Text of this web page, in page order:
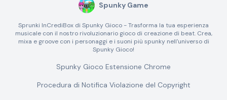
Spunky Game
Sprunki InCrediBox di Spunky Gioco - Trasforma la tua esperienza
musicale con il nostro rivoluzionario gioco di creazione di beat. Crea,
mixa e groove con i personaggi e i suoni più spunky nell'universo di
Spunky Gioco!
Spunky Gioco Estensione Chrome
Procedura di Notifica Violazione del Copyright